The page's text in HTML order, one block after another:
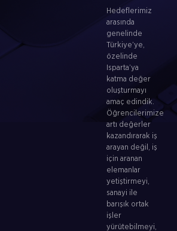
Hedeflerimiz
arasında
genelinde
Türkiye’ye,
özelinde
Isparta’ya
katma değer
oluşturmayı
amaç edindik.
Öğrencilerimize
artı değerler
kazandırarak iş
arayan değil, iş
için aranan
elemanlar
yetiştirmeyi,
sanayi ile
barışık ortak
işler
yürütebilmeyi,